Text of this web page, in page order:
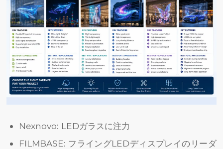
Nexnovo: LEDガラスに注力
FILMBASE: フライングLEDディスプレイのリーダ